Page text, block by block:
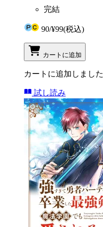
完結
90/¥99(税込)
カートに追加
カートに追加しました
試し読み